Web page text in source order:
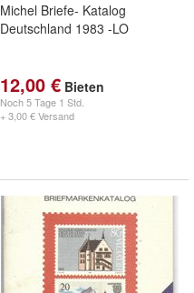
Michel Briefe- Katalog
Deutschland 1983 -LO
12,00 € Bieten
Noch5 Tage 1 Std.
+ 3,00 € Versand